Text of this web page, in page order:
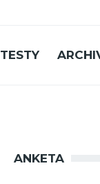
TESTY
ANKETA